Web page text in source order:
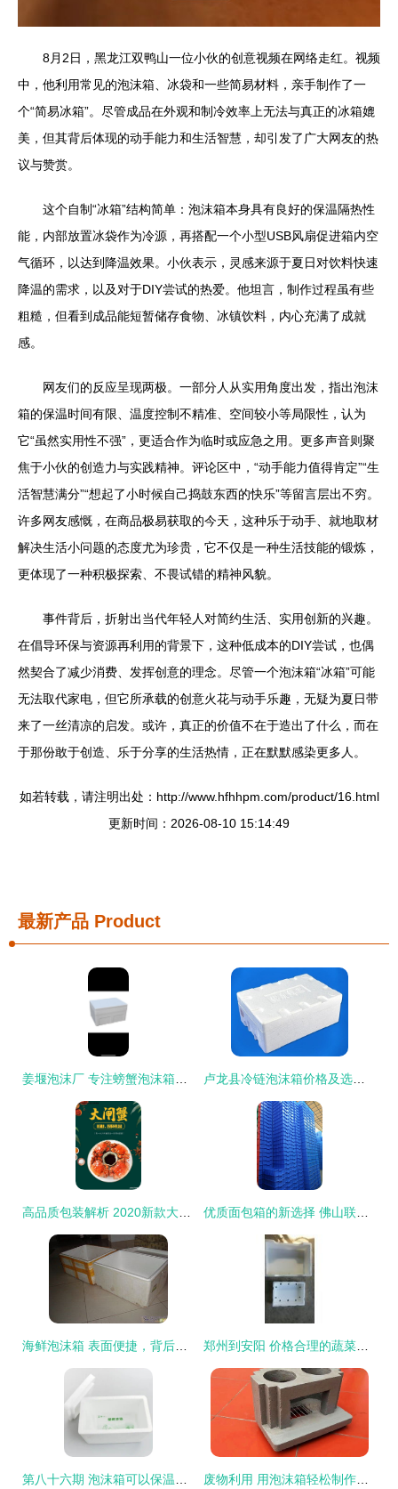
8月2日，黑龙江双鸭山一位小伙的创意视频在网络走红。视频
中，他利用常见的泡沫箱、冰袋和一些简易材料，亲手制作了一
个“简易冰箱”。尽管成品在外观和制冷效率上无法与真正的冰箱媲
美，但其背后体现的动手能力和生活智慧，却引发了广大网友的热
议与赞赏。
这个自制“冰箱”结构简单：泡沫箱本身具有良好的保温隔热性
能，内部放置冰袋作为冷源，再搭配一个小型USB风扇促进箱内空
气循环，以达到降温效果。小伙表示，灵感来源于夏日对饮料快速
降温的需求，以及对于DIY尝试的热爱。他坦言，制作过程虽有些
粗糙，但看到成品能短暂储存食物、冰镇饮料，内心充满了成就
感。
网友们的反应呈现两极。一部分人从实用角度出发，指出泡沫
箱的保温时间有限、温度控制不精准、空间较小等局限性，认为
它“虽然实用性不强”，更适合作为临时或应急之用。更多声音则聚
焦于小伙的创造力与实践精神。评论区中，“动手能力值得肯定”“生
活智慧满分”“想起了小时候自己捣鼓东西的快乐”等留言层出不穷。
许多网友感慨，在商品极易获取的今天，这种乐于动手、就地取材
解决生活小问题的态度尤为珍贵，它不仅是一种生活技能的锻炼，
更体现了一种积极探索、不畏试错的精神风貌。
事件背后，折射出当代年轻人对简约生活、实用创新的兴趣。
在倡导环保与资源再利用的背景下，这种低成本的DIY尝试，也偶
然契合了减少消费、发挥创意的理念。尽管一个泡沫箱“冰箱”可能
无法取代家电，但它所承载的创意火花与动手乐趣，无疑为夏日带
来了一丝清凉的启发。或许，真正的价值不在于造出了什么，而在
于那份敢于创造、乐于分享的生活热情，正在默默感染更多人。
如若转载，请注明出处：http://www.hfhhpm.com/product/16.html
更新时间：2026-08-10 15:14:49
最新产品 Product